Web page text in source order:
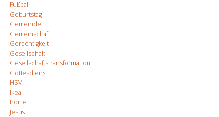
Fußball
Geburtstag
Gemeinde
Gemeinschaft
Gerechtigkeit
Gesellschaft
Gesellschaftstransformation
Gottesdienst
HSV
Ikea
Ironie
Jesus